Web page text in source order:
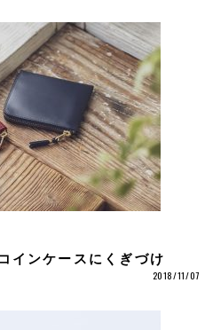
インケースにくぎづけ
2018/11/07